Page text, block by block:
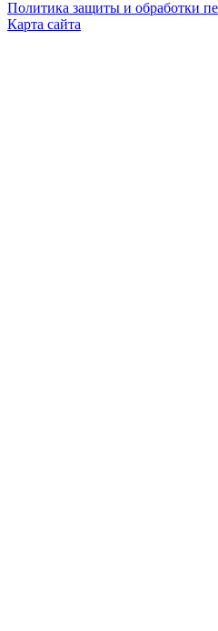
Политика защиты и обработки
Карта сайта